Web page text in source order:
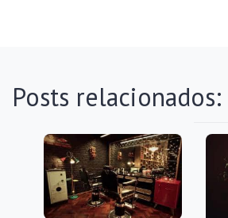
Posts relacionados: